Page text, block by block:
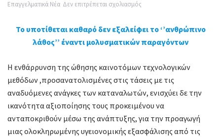
Επαγγελματικά Νέα Δεν επιτρέπεται σχολιασμός
υποτίθεται
καθαρό
εξαλείφει
το
‘’ανθρώπινο
λάθος’’
έναντι
μολυσματικών
Το υποτίθεται καθαρό δεν εξαλείφει το ‘’ανθρώπινο
λάθος’’ έναντι μολυσματικών παραγόντων
Η ενθάρρυνση της ώθησης καινοτόμων τεχνολογικών
μεθόδων ,προσανατολισμένες στις τάσεις με τις
αναδυόμενες ανάγκες των καταναλωτών, ενισχύει δε την
ικανότητα αξιοποίησης τους προκειμένου να
ανταποκριθούν μέσω της ανάπτυξης, για την προαγωγή
μιας ολοκληρωμένης υγειονομικής εξασφάλισης από τις